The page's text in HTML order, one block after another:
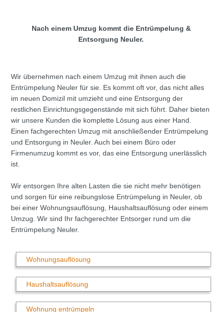
Nach einem Umzug kommt die Entrümpelung &
Entsorgung Neuler.
Wir übernehmen nach einem Umzug mit ihnen auch die
Entrümpelung Neuler für sie. Es kommt oft vor, das nicht alles
im neuen Domizil mit umzieht und eine Entsorgung der
restlichen Einrichtungsgegenstände mit sich führt. Daher bieten
wir unsere Kunden die komplette Lösung aus einer Hand.
Einen fachgerechten Umzug mit anschließender Entrümpelung
und Entsorgung in Neuler. Auch bei einem Büro oder
Firmenumzug kommt es vor, das eine Entsorgung unerlässlich
ist.
Wir entsorgen Ihre alten Lasten die sie nicht mehr benötigen
und sorgen für eine reibungslose Entrümpelung in Neuler, ob
bei einer Wohnungsauflösung, Haushaltsauflösung oder einem
Umzug. Wir sind Ihr fachgerechter Entsorger rund um die
Entrümpelung Neuler.
Wohnungsauflösung
Haushaltsauflösung
Wohnung entrümpeln